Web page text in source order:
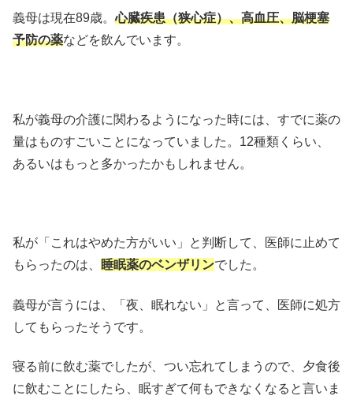
義母は現在89歳。心臓疾患（狭心症）、高血圧、脳梗塞
予防の薬などを飲んでいます。
私が義母の介護に関わるようになった時には、すでに薬の
量はものすごいことになっていました。12種類くらい、
あるいはもっと多かったかもしれません。
私が「これはやめた方がいい」と判断して、医師に止めて
もらったのは、
睡眠薬のベンザリンでした。
義母が言うには、「夜、眠れない」と言って、医師に処方
してもらったそうです。
寝る前に飲む薬でしたが、つい忘れてしまうので、夕食後
に飲むことにしたら、眠すぎて何もできなくなると言いま